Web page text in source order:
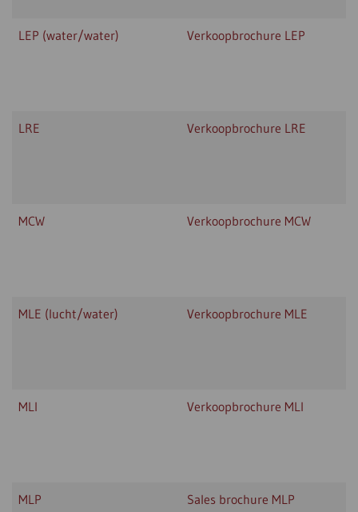
LEP (water/water) Verkoopbrochure LEP
LRE Verkoopbrochure LRE
MCW Verkoopbrochure MCW
MLE (lucht/water) Verkoopbrochure MLE
MLI Verkoopbrochure MLI
MLP Sales brochure MLP